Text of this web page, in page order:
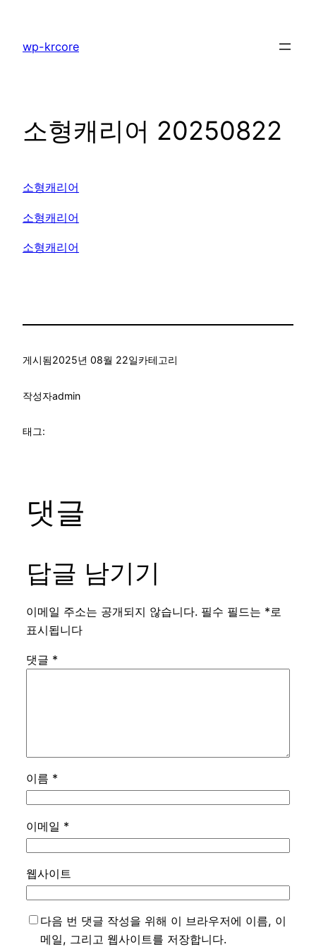
wp-krcore
소형캐리어 20250822
소형캐리어
소형캐리어
소형캐리어
게시됨2025년 08월 22일카테고리
작성자admin
태그:
댓글
답글 남기기
이메일 주소는 공개되지 않습니다. 필수 필드는 *로
표시됩니다
댓글 *
이름 *
이메일 *
웹사이트
다음 번 댓글 작성을 위해 이 브라우저에 이름, 이
메일, 그리고 웹사이트를 저장합니다.